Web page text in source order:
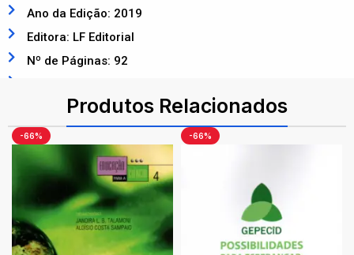
Ano da Edição: 2019
Editora: LF Editorial
Nº de Páginas: 92
Produtos Relacionados
-66% -66%